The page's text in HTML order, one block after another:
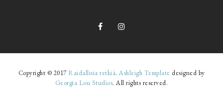
Copyright © 2017Raidallisia retkiä. Ashleigh Template designed by
Georgia Lou Studios. All rights reserved.